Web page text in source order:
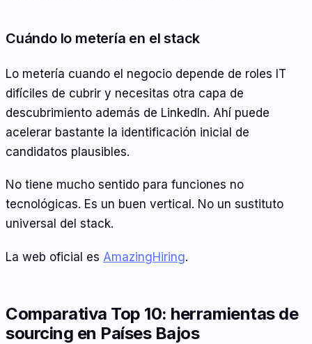
Cuándo lo metería en el stack
Lo metería cuando el negocio depende de roles IT
difíciles de cubrir y necesitas otra capa de
descubrimiento además de LinkedIn. Ahí puede
acelerar bastante la identificación inicial de
candidatos plausibles.
No tiene mucho sentido para funciones no
tecnológicas. Es un buen vertical. No un sustituto
universal del stack.
La web oficial es AmazingHiring.
Comparativa Top 10: herramientas de
sourcing en Países Bajos